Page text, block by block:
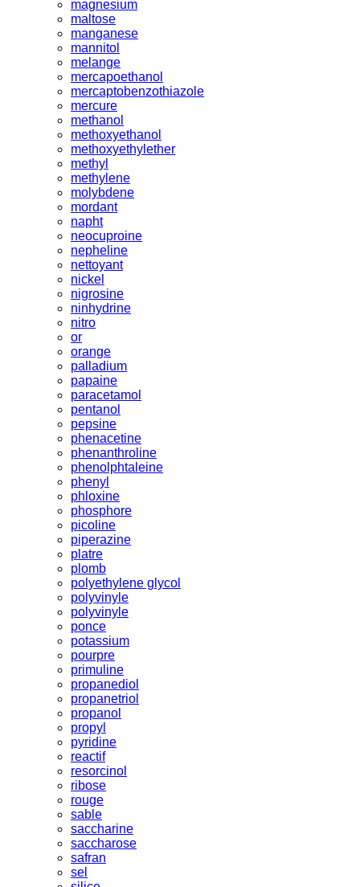
magnesium
maltose
manganese
mannitol
melange
mercapoethanol
mercaptobenzothiazole
mercure
methanol
methoxyethanol
methoxyethylether
methyl
methylene
molybdene
mordant
napht
neocuproine
nepheline
nettoyant
nickel
nigrosine
ninhydrine
nitro
or
orange
palladium
papaine
paracetamol
pentanol
pepsine
phenacetine
phenanthroline
phenolphtaleine
phenyl
phloxine
phosphore
picoline
piperazine
platre
plomb
polyethylene glycol
polyvinyle
polyvinyle
ponce
potassium
pourpre
primuline
propanediol
propanetriol
propanol
propyl
pyridine
reactif
resorcinol
ribose
rouge
sable
saccharine
saccharose
safran
sel